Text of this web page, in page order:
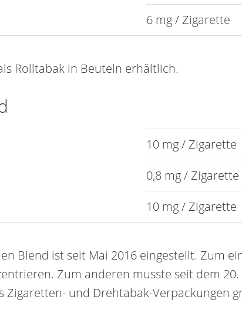
6 mg / Zigarette
Rolltabak in Beuteln erhältlich.
10 mg / Zigarette
0,8 mg / Zigarette
10 mg / Zigarette
Blend ist seit Mai 2016 eingestellt. Zum
Zum anderen musste seit dem
Zigaretten- und Drehtabak-